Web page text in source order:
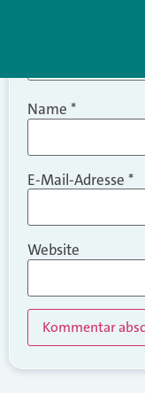
Name *
E-Mail-Adresse *
Website
Alternative: